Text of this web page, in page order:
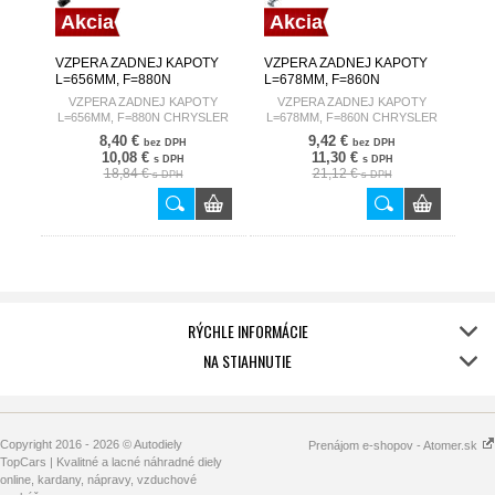
Akcia
VZPERA ZADNEJ KAPOTY
L=656MM, F=880N
CHRYSLER VOYAGER IV
00-08
VZPERA ZADNEJ KAPOTY
L=656MM, F=880N CHRYSLER
VOYAGER IV 00-08
8,40 € bez DPH
10,08 € s DPH
18,84 €s DPH
Akcia
VZPERA ZADNEJ KAPOTY
L=678MM, F=860N
CHRYSLER VOYAGER III
95-01
VZPERA ZADNEJ KAPOTY
L=678MM, F=860N CHRYSLER
VOYAGER III 95-01
9,42 € bez DPH
11,30 € s DPH
21,12 €s DPH
RÝCHLE INFORMÁCIE
NA STIAHNUTIE
Copyright 2016 - 2026 © Autodiely
TopCars | Kvalitné a lacné náhradné diely
online, kardany, nápravy, vzduchové
Prenájom e-shopov - Atomer.sk